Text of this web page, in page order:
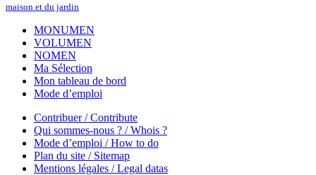
maison et du jardin
MONUMEN
VOLUMEN
NOMEN
Ma Sélection
Mon tableau de bord
Mode d’emploi
Contribuer / Contribute
Qui sommes-nous ? / Whois ?
Mode d’emploi / How to do
Plan du site / Sitemap
Mentions légales / Legal datas